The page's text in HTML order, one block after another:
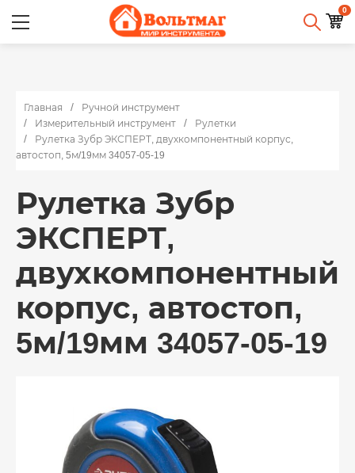
0
Главная
Ручной инструмент
Измерительный инструмент
Рулетки
Рулетка Зубр ЭКСПЕРТ, двухкомпонентный корпус,
автостоп, 5м/19мм 34057-05-19
Рулетка Зубр
ЭКСПЕРТ,
двухкомпонентный
корпус, автостоп,
5м/19мм 34057-05-19